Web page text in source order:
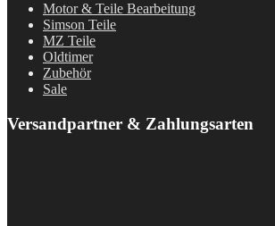
Motor & Teile Bearbeitung
Simson Teile
MZ Teile
Oldtimer
Zubehör
Sale
Versandpartner & Zahlungsarten